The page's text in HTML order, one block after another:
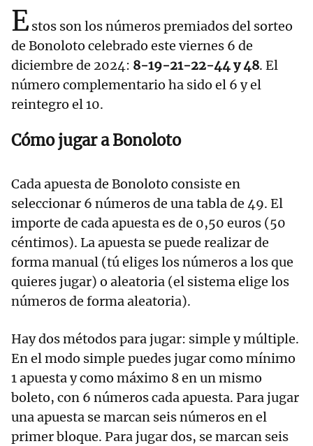
Estos son los números premiados del sorteo
de Bonoloto celebrado este viernes 6 de
diciembre de 2024: 8-19-21-22-44 y 48. El
número complementario ha sido el 6 y el
reintegro el 10.
Cómo jugar a Bonoloto
Cada apuesta de Bonoloto consiste en
seleccionar 6 números de una tabla de 49. El
importe de cada apuesta es de 0,50 euros (50
céntimos). La apuesta se puede realizar de
forma manual (tú eliges los números a los que
quieres jugar) o aleatoria (el sistema elige los
números de forma aleatoria).
Hay dos métodos para jugar: simple y múltiple.
En el modo simple puedes jugar como mínimo
1 apuesta y como máximo 8 en un mismo
boleto, con 6 números cada apuesta. Para jugar
una apuesta se marcan seis números en el
primer bloque. Para jugar dos, se marcan seis